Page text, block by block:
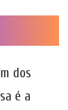
dos
é a